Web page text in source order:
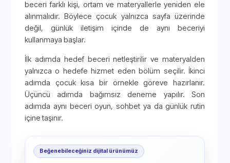
beceri farklı kişi, ortam ve materyallerle yeniden ele
alınmalıdır. Böylece çocuk yalnızca sayfa üzerinde
değil, günlük iletişim içinde de aynı beceriyi
kullanmaya başlar.
İlk adımda hedef beceri netleştirilir ve materyalden
yalnızca o hedefe hizmet eden bölüm seçilir. İkinci
adımda çocuk kısa bir örnekle göreve hazırlanır.
Üçüncü adımda bağımsız deneme yapılır. Son
adımda aynı beceri oyun, sohbet ya da günlük rutin
içine taşınır.
Beğenebileceğiniz dijital ürünümüz